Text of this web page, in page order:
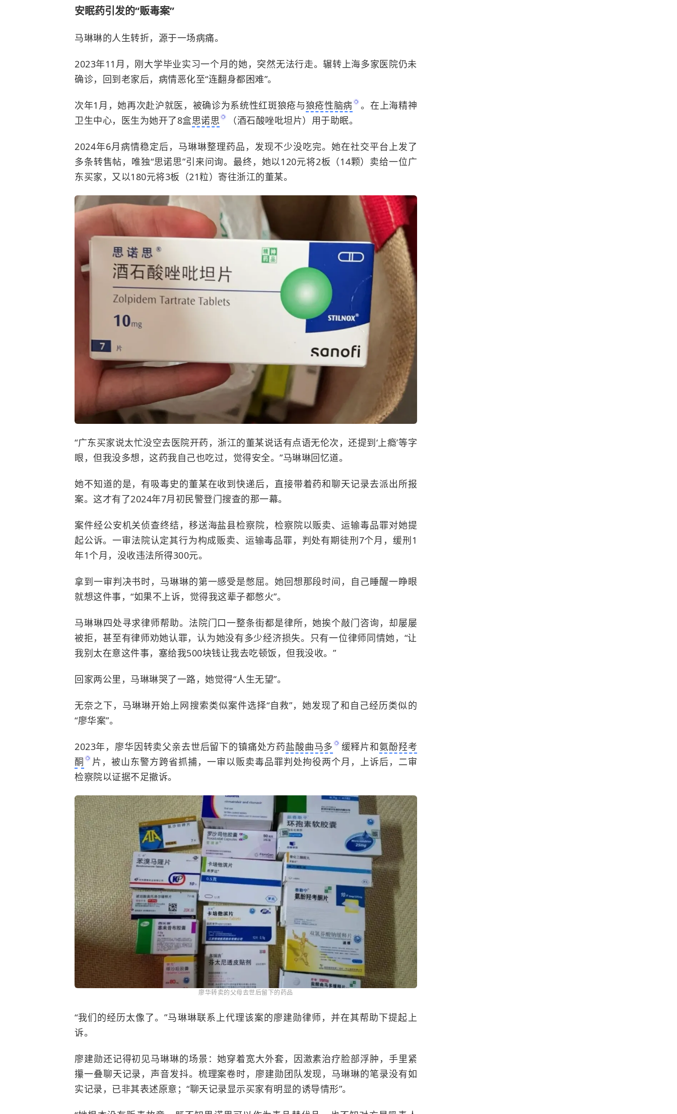
安眠药引发的“贩毒案”
马琳琳的人生转折，源于一场病痛。
2023年11月，刚大学毕业实习一个月的她，突然无法行走。辗转上海多家医院仍未
确诊，回到老家后，病情恶化至“连翻身都困难”。
次年1月，她再次赴沪就医，被确诊为系统性红斑狼疮与狼疮性脑病
。在上海精神
卫生中心，医生为她开了8盒思诺思 （酒石酸唑吡坦片）用于助眠。
2024年6月病情稳定后，马琳琳整理药品，发现不少没吃完。她在社交平台上发了
多条转售帖，唯独“思诺思”引来问询。最终，她以120元将2板（14颗）卖给一位广
东买家，又以180元将3板（21粒）寄往浙江的董某。
“广东买家说太忙没空去医院开药，浙江的董某说话有点语无伦次，还提到‘上瘾’等字
眼，但我没多想，这药我自己也吃过，觉得安全。”马琳琳回忆道。
她不知道的是，有吸毒史的董某在收到快递后，直接带着药和聊天记录去派出所报
案。这才有了2024年7月初民警登门搜查的那一幕。
案件经公安机关侦查终结，移送海盐县检察院，检察院以贩卖、运输毒品罪对她提
起公诉。一审法院认定其行为构成贩卖、运输毒品罪，判处有期徒刑7个月，缓刑1
年1个月，没收违法所得300元。
拿到一审判决书时，马琳琳的第一感受是憋屈。她回想那段时间，自己睡醒一睁眼
就想这件事，“如果不上诉，觉得我这辈子都憋火”。
马琳琳四处寻求律师帮助。法院门口一整条街都是律所，她挨个敲门咨询，却屡屡
被拒，甚至有律师劝她认罪，认为她没有多少经济损失。只有一位律师同情她，“让
我别太在意这件事，塞给我500块钱让我去吃顿饭，但我没收。”
回家两公里，马琳琳哭了一路，她觉得“人生无望”。
无奈之下，马琳琳开始上网搜索类似案件选择“自救”，她发现了和自己经历类似的
“廖华案”。
2023年，廖华因转卖父亲去世后留下的镇痛处方药盐酸曲马多 缓释片和氨酚羟考
酮
片，被山东警方跨省抓捕，一审以贩卖毒品罪判处拘役两个月，上诉后，二审
检察院以证据不足撤诉。
廖华转卖的父母去世后留下的药品
“我们的经历太像了。”马琳琳联系上代理该案的廖建勋律师，并在其帮助下提起上
诉。
廖建勋还记得初见马琳琳的场景：她穿着宽大外套，因激素治疗脸部浮肿，手里紧
攥一叠聊天记录，声音发抖。梳理案卷时，廖建勋团队发现，马琳琳的笔录没有如
实记录，已非其表述原意；“聊天记录显示买家有明显的诱导情形”。